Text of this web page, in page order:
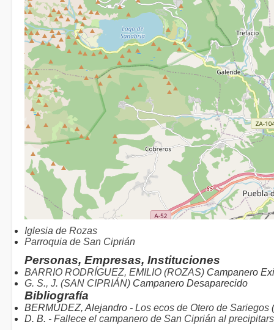
Iglesia de Rozas
Parroquia de San Ciprián
Personas, Empresas, Instituciones
BARRIO RODRÍGUEZ, EMILIO (ROZAS) Campanero
G. S., J. (SAN CIPRIÁN) Campanero Desaparecido
Bibliografía
BERMÚDEZ, Alejandro - Los ecos de Otero de Sariegos
D. B. - Fallece el campanero de San Ciprián al